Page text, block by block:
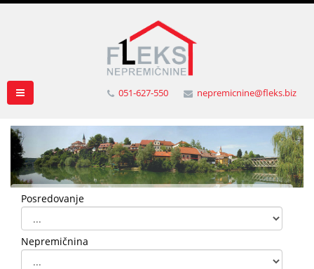
051-627-550 nepremicnine@fleks.biz
Posredovanje
Nepremičnina